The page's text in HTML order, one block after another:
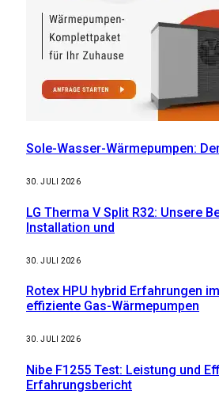
Sole-Wasser-Wärmepumpen:
30. JULI 2026
LG Therma V Split R32: Unsere
Installation und
30. JULI 2026
Rotex HPU hybrid Erfahrungen
effiziente Gas-Wärmepumpen
30. JULI 2026
Nibe F1255 Test: Leistung und
Erfahrungsbericht